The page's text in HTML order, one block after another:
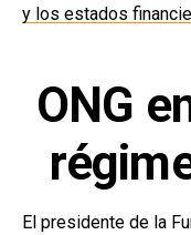
y los estados
ONG
El presidente de la